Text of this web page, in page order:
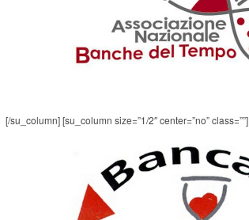
[/su_column] [su_column size=”1/2″ center=”no” class=””]